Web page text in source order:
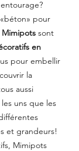
pour
Mimipots sont
en
pour embellir
la
aussi
uns que les
et grandeurs!
Mimipots